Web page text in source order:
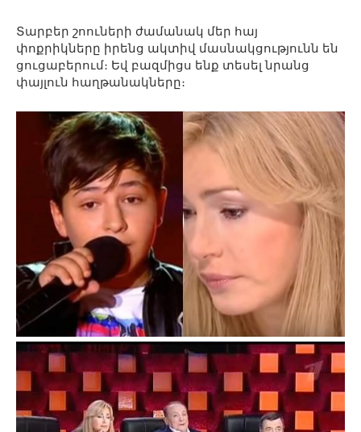
Տարբեր շոուների ժամանակ մեր հայ
փոքրիկները իրենց ակտիվ մասնակցությունն են
ցուցաբերում։ Եվ բազմիցս ենք տեսել նրանց
փայլուն հաղթանակները։